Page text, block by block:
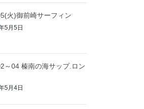
火)御前崎サーフィン
5月5日
～04 榛南の海サップ.ロン
5月4日